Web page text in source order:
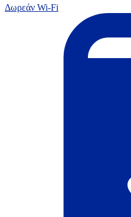
Δωρεάν Wi-Fi